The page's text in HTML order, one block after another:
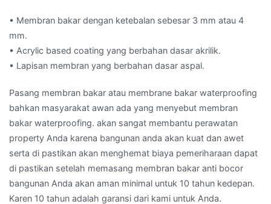
• Membran bakar dengan ketebalan sebesar 3 mm atau 4
mm.
• Acrylic based coating yang berbahan dasar akrilik.
• Lapisan membran yang berbahan dasar aspal.
Pasang membran bakar atau membrane bakar waterproofing
bahkan masyarakat awan ada yang menyebut membran
bakar waterproofing. akan sangat membantu perawatan
property Anda karena bangunan anda akan kuat dan awet
serta di pastikan akan menghemat biaya pemeriharaan dapat
di pastikan setelah memasang membran bakar anti bocor
bangunan Anda akan aman minimal untuk 10 tahun kedepan.
Karen 10 tahun adalah garansi dari kami untuk Anda.